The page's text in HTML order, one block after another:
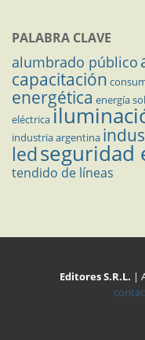
PALABRA CLAVE
alumbrado público
capacitación
energética energía
eléctrica
industria argentina
ledseguridad
tendido de líneas
Editores S.R.L. |